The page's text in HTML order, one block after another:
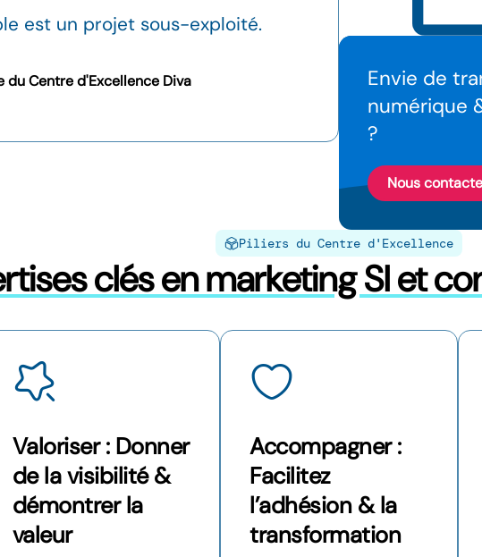
est un projet sous-exploité.
du Centre d'Excellence Diva
Envie de
numérique
?
Nous
Piliers du Centre d'Excellence
clés en marketing SI et
Valoriser : Donner
de la visibilité &
démontrer la
valeur
Accompagner :
Facilitez
l’adhésion & la
transformation